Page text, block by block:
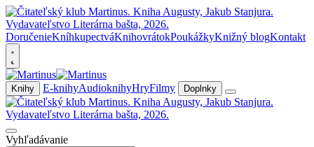
DoručenieKníhkupectváKnihovrátokPoukážkyKnižný blogKontakt
Knihy E-knihyAudioknihyHryFilmy Doplnky
Vyhľadávanie